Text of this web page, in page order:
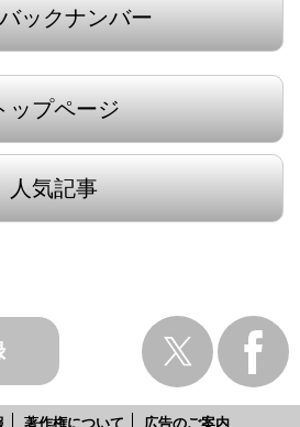
ックナンバー
ップページ
人気記事
著作権について 広告のご案内